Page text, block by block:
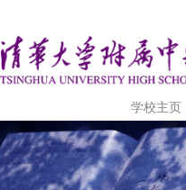
学校主页